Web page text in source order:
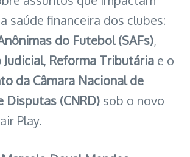
saúde financeira dos clubes:
do Futebol (SAFs),
Judicial, Reforma Tributária e o
da Câmara Nacional de
Disputas (CNRD) sob o novo
Play.